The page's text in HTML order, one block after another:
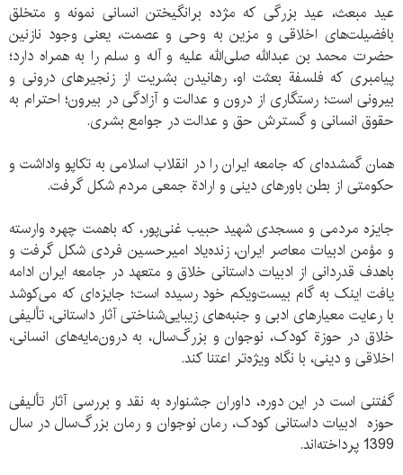
عید مبعث، عید بزرگی که مژده برانگیختن انسانی نمونه و متخلق
بافضیلت‌های اخلاقی و مزین به وحی و عصمت، یعنی وجود نازنین
حضرت محمد بن عبدالله صلی‌الله علیه و آله و سلم را به همراه دارد؛
پیامبری که فلسفة بعثت او، رهانیدن بشریت از زنجیرهای درونی و
بیرونی است؛ رستگاری از درون و عدالت و آزادگی در بیرون؛ احترام به
حقوق انسانی و گسترش حق و عدالت در جوامع بشری.
همان گمشده‌ای که جامعه ایران را در انقلاب اسلامی به تکاپو واداشت و
حکومتی از بطن باورهای دینی و ارادة جمعی مردم شکل گرفت.
جایزه مردمی و مسجدی شهید حبیب غنی‌پور، كه باهمت چهره وارسته
و مؤمن ادبیات معاصر ایران، زنده‌یاد امیرحسین فردی شکل گرفت و
باهدف قدردانی از ادبیات داستانی خلاق و متعهد در جامعه ایران ادامه
یافت اینک به گام بیست‌ویکم خود رسیده است؛ جایزه‌ای‌ که می‌کوشد
با رعایت معیارهای ادبی و جنبه‌های زیبایی‌شناختی آثار داستانی، تألیفی
خلاق در حوزة کودک، نوجوان و بزرگ‌سال، به درون‌مایه‌های انسانی،
اخلاقی و دینی، با نگاه ویژه‌تر اعتنا کند.
گفتنی است در این دوره، داوران جشنواره به نقد و بررسی آثار تألیفی
حوزه ادبیات داستانی کودک، رمان نوجوان و رمان بزرگ‌سال در سال
1399 پرداخته‌اند.